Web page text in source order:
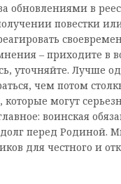
обновлениями в
повестки
– приходите в
уточняйте. Лучше
чем потом
могут
воинская
долг перед Родиной.
для честного и